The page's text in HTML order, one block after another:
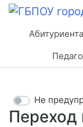
Переход
Не